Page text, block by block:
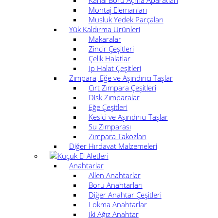
Montaj Elemanları
Musluk Yedek Parçaları
Yük Kaldırma Ürünleri
Makaralar
Zincir Çeşitleri
Çelik Halatlar
İp Halat Çeşitleri
Zımpara, Eğe ve Aşındırıcı Taşlar
Cırt Zımpara Çeşitleri
Disk Zımparalar
Eğe Çeşitleri
Kesici ve Aşındırıcı Taşlar
Su Zımparası
Zımpara Takozları
Diğer Hırdavat Malzemeleri
Küçük El Aletleri
Anahtarlar
Allen Anahtarlar
Boru Anahtarları
Diğer Anahtar Çeşitleri
Lokma Anahtarlar
İki Ağız Anahtar